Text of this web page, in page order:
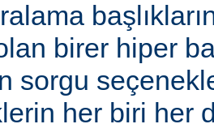
birer hiper
sorgu
her biri her